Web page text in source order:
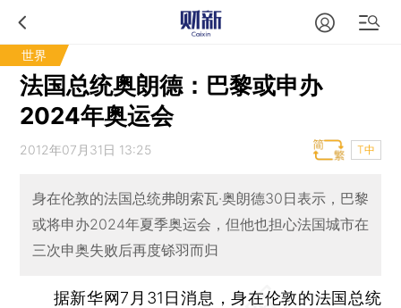
世界
法国总统奥朗德：巴黎或申办
2024年奥运会
2012年07月31日 13:25 T中
身在伦敦的法国总统弗朗索瓦·奥朗德30日表示，巴黎
或将申办2024年夏季奥运会，但他也担心法国城市在
三次申奥失败后再度铩羽而归
据新华网7月31日消息，身在伦敦的法国总统